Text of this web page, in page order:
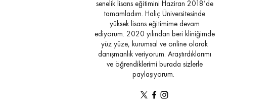
senelik lisans eğitimini Haziran 2018’de
tamamladım. Haliç Üniversitesinde
yüksek lisans eğitimime devam
ediyorum. 2020 yılından beri kliniğimde
yüz yüze, kurumsal ve online olarak
danışmanlık veriyorum. Araştırdıklarımı
ve öğrendiklerimi burada sizlerle
paylaşıyorum.